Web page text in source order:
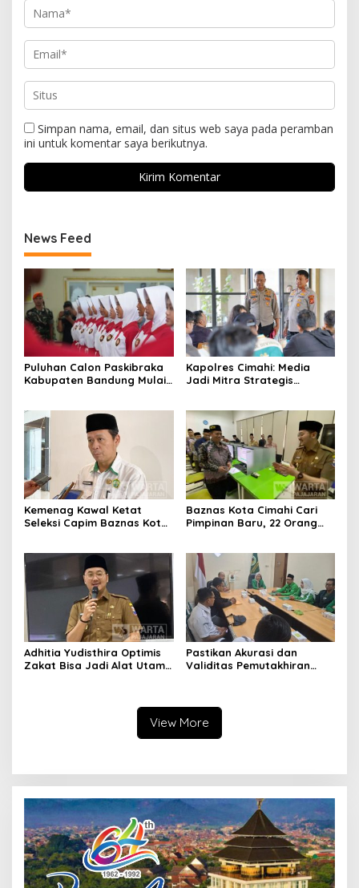
Simpan nama, email, dan situs web saya pada peramban
ini untuk komentar saya berikutnya.
News Feed
Puluhan Calon Paskibraka
Kabupaten Bandung Mulai
Kapolres Cimahi: Media
Jadi Mitra Strategis
Kemenag Kawal Ketat
Seleksi Capim Baznas Kota
Berintegritas
Baznas Kota Cimahi Cari
Pimpinan Baru, 22 Orang
Adhitia Yudisthira Optimis
Zakat Bisa Jadi Alat Utama
Pastikan Akurasi dan
Validitas Pemutakhiran
View More